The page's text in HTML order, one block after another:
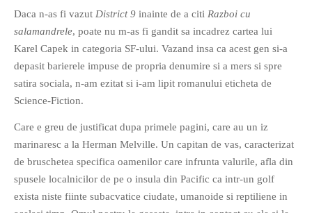
book for you. Take the
challenge of creating your
own acrostics and describing
famous movies by using the
very letters of their titles!
PAGINI
Daca n-as fi vazut District 9 inainte de a citi Razboi cu
salamandrele, poate nu m-as fi gandit sa incadrez cartea lui
Karel Capek in categoria SF-ului. Vazand insa ca acest gen si-a
depasit barierele impuse de propria denumire si a mers si spre
satira sociala, n-am ezitat si i-am lipit romanului eticheta de
Science-Fiction.
Care e greu de justificat dupa primele pagini, care au un iz
marinaresc a la Herman Melville. Un capitan de vas, caracterizat
de bruschetea specifica oamenilor care infrunta valurile, afla din
spusele localnicilor de pe o insula din Pacific ca intr-un golf
exista niste fiinte subacvatice ciudate, umanoide si reptiliene in